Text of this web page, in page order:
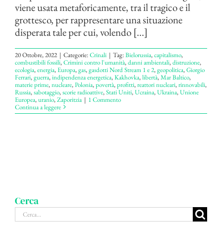
viene usata metaforicamente, tra il tragico e il
grottesco, per rappresentare una situazione
disperata tale per cui, volendo [...]
20 Ottobre, 2022 | Categorie:Crinali | Tag:Bielorussia,capitalismo,
combustibili fossili,Crimini contro l'umanità,danni ambientali,distruzione,
ecologia,energia,Europa,gas,gasdotti Nord Stream 1 e 2,geopolitica,Giorgio
Ferrari,guerra,indipendenza energetica,Kakhovka,libertà,Mar Baltico,
materie prime,nucleare,Polonia,povertà,profitti,reattori nucleari,rinnovabili,
Russia,sabotaggio,scorie radioattive,Stati Uniti,Ucraina,Ukraina,Unione
Europea,uranio,Zaporitzia | 1 Commento
Continua a leggere
Cerca
Cerca